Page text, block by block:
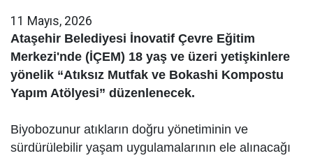
11 Mayıs, 2026
Ataşehir Belediyesi İnovatif Çevre Eğitim
Merkezi'nde (İÇEM) 18 yaş ve üzeri yetişkinlere
yönelik “Atıksız Mutfak ve Bokashi Kompostu
Yapım Atölyesi” düzenlenecek.
Biyobozunur atıkların doğru yönetiminin ve
sürdürülebilir yaşam uygulamalarının ele alınacağı